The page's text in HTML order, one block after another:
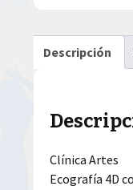
Descripción
Clínica Artes
Ecografía 4D